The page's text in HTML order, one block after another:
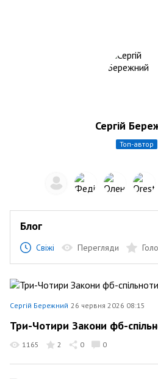
Сергій
топ-автор
Блог
Свіжі Перегляди
Сергій Бережний 26 червня 2026 08:15
Три-Чотири Закони фб-
1165 2 0 0